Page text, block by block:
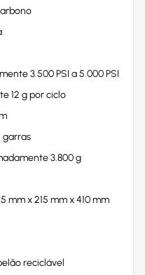
3.500 PSI a 5.000 PSI
12 g por ciclo
garras
3.800 g
mm x 215 mm x 410 mm
reciclável